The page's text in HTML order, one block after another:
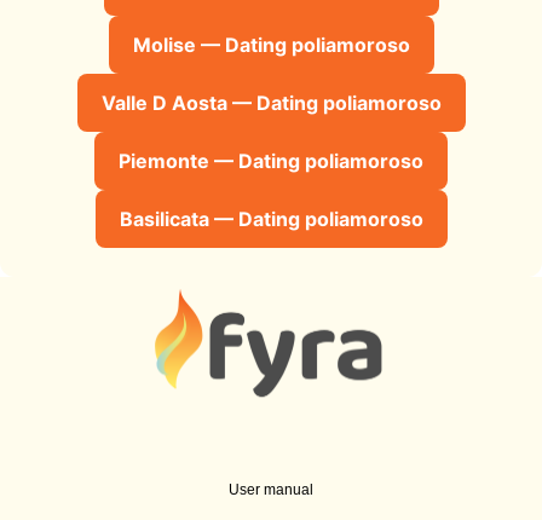
Molise — Dating poliamoroso
Valle D Aosta — Dating poliamoroso
Piemonte — Dating poliamoroso
Basilicata — Dating poliamoroso
User manual